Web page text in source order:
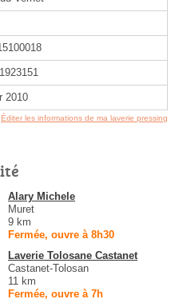
2010
Éditer les informations de ma laverie pressing
Alary Michele
Muret
9 km
Fermée, ouvre à 8h30
Laverie Tolosane Castanet
Castanet-Tolosan
11 km
Fermée, ouvre à 7h